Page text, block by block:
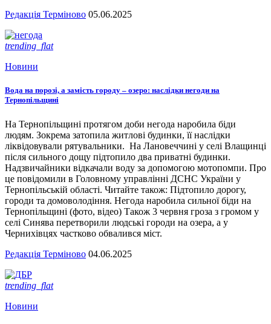
Редакція Терміново 05.06.2025
trending_flat
Новини
Вода на порозі, а замість городу – озеро: наслідки негоди на
Тернопільщині
На Тернопільщині протягом доби негода наробила біди
людям. Зокрема затопила житлові будинки, її наслідки
ліквідовували рятувальники. На Лановеччині у селі Влащинці
після сильного дощу підтопило два приватні будинки.
Надзвичайники відкачали воду за допомогою мотопомпи. Про
це повідомили в Головному управлінні ДСНС України у
Тернопільській області. Читайте також: Підтопило дорогу,
городи та домоволодіння. Негода наробила сильної біди на
Тернопільщині (фото, відео) Також 3 червня гроза з громом у
селі Синява перетворили людські городи на озера, а у
Чернихівцях частково обвалився міст.
Редакція Терміново 04.06.2025
trending_flat
Новини